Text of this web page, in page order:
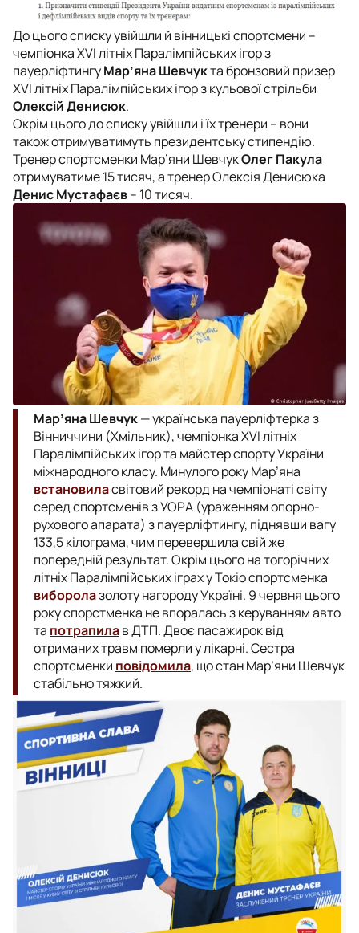
До цього списку увійшли й вінницькі спортсмени –
чемпіонка XVI літніх Паралімпійських ігор з
пауерліфтингуМар’яна Шевчукта бронзовий призер
XVI літніх Паралімпійських ігор з кульової стрільби
Олексій Денисюк.
Окрім цього до списку увійшли і їх тренери – вони
також отримуватимуть президентську стипендію.
Тренер спортсменки Мар’яни ШевчукОлег Пакула
отримуватиме 15 тисяч, а тренер Олексія Денисюка
Денис Мустафаєв– 10 тисяч.
Мар’яна Шевчук— українська пауерліфтерка з
Вінниччини (Хмільник), чемпіонка XVI літніх
Паралімпійських ігор та майстер спорту України
міжнародного класу. Минулого року Мар’яна
встановиласвітовий рекорд на чемпіонаті світу
серед спортсменів з УОРА (ураженням опорно-
рухового апарата) з пауерліфтингу, піднявши вагу
133,5 кілограма, чим перевершила свій же
попередній результат. Окрім цього на тогорічних
літніх Паралімпійських іграх у Токіо спортсменка
виборолазолоту нагороду Україні. 9 червня цього
року спорстменка не впоралась з керуванням авто
та потрапилав ДТП. Двоє пасажирок від
отриманих травм померли у лікарні. Сестра
спортсменки повідомила, що стан Мар’яни Шевчук
стабільно тяжкий.